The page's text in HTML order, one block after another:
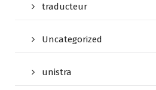
traducteur
Uncategorized
unistra